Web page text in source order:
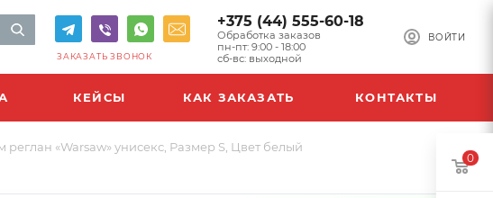
ВОЙТИ
+375 (44) 555-60-18
Обработка заказов
пн-пт: 9:00 - 18:00
сб-вс: выходной
ЗАКАЗАТЬ ЗВОНОК
КЕЙСЫ КАК ЗАКАЗАТЬ КОНТАКТЫ
реглан «Warsaw» унисекс, Размер S, Цвет белый
0